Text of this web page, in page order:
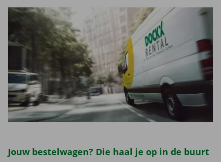
Jouw bestelwagen? Die haal je op in de buurt